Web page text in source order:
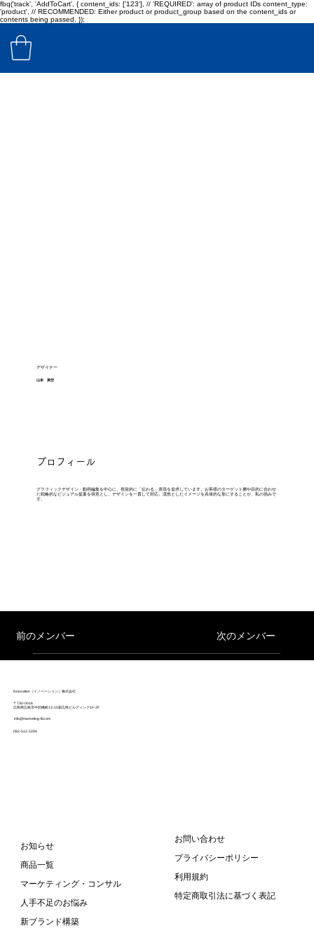
fbq('track', 'AddToCart', { content_ids: ['123'], // 'REQUIRED': array of product IDs content_type:
'product', // RECOMMENDED: Either product or product_group based on the content_ids or
contents being passed. });
デザイナー
山本 美空
プロフィール
グラフィックデザイン・動画編集を中心に、視覚的に「伝わる」表現を追求しています。お客様のターゲット層や目的に合わせ
た戦略的なビジュアル提案を得意とし、デザインを一貫して対応。漠然としたイメージを具体的な形にすることが、私の強みで
す。
前のメンバー 次のメンバー
InnovatIon（イノベーション）株式会社
〒730-0016
広島県広島市中区幟町13-15新広島ビルディング1F-2F
info@marketing-fit.com
082-512-2294
お知らせ
商品一覧
マーケティング・コンサル
人手不足のお悩み
新ブランド構築
お問い合わせ
プライバシーポリシー
利用規約
特定商取引法に基づく表記